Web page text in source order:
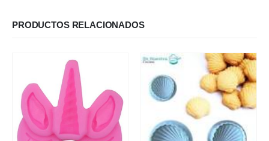
PRODUCTOS RELACIONADOS